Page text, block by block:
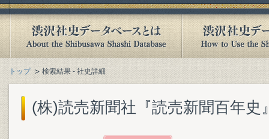
トップ 検索結果 - 社史詳細
(株)読売新聞社『読売新聞百年史